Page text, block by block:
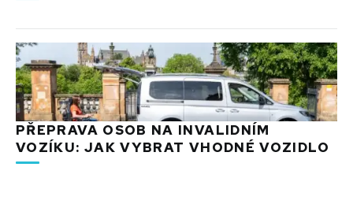
PŘEPRAVA OSOB NA INVALIDNÍM
VOZÍKU: JAK VYBRAT VHODNÉ VOZIDLO